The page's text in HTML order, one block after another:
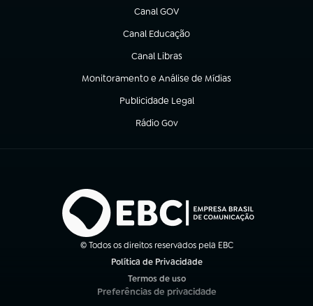
Canal GOV
(abre em nova aba)
Canal Educação
(abre em nova aba)
Canal Libras
(abre em nova aba)
Monitoramento e Análise de Mídias
(abre em nova aba)
Publicidade Legal
(abre em nova aba)
Rádio Gov
(abre em nova aba)
© Todos os direitos reservados pela EBC
Política de Privacidade
Termos de uso
(abre em nova aba)
Preferências de privacidade